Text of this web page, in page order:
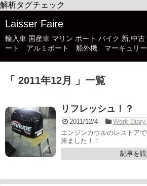
解析タグチェック
Laisser Faire
輸入車 国産車 マリン ボート バイク 新,
ート アルミボート 船外機 マーキュリー
「 2011年12月 」一覧
リフレッシュ！？
2011/12/4 Work Diary,
エンジンカウルのレストア
来ました！！
記事を